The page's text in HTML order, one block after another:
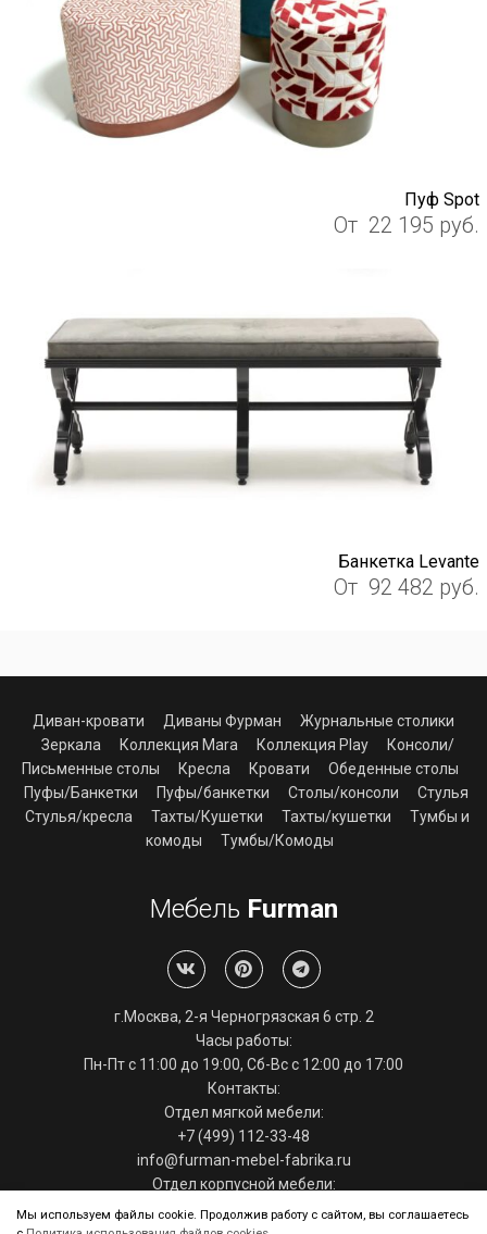
Пуф Spot
От 22 195 руб.
Банкетка Levante
От 92 482 руб.
Мы используем файлы cookie. Продолжив работу с сайтом, вы соглашаетесь
Диван-кровати Диваны Фурман
Журнальные столики
Зеркала
Коллекция Mara Коллекция Play
Консоли/
Письменные столы
Кресла Кровати
Обеденные столы
Пуфы/Банкетки
Пуфы/банкетки Столы/консоли
Стулья
Стулья/кресла
Тахты/Кушетки Тахты/кушетки
Тумбы и
комоды
Тумбы/Комоды
Мебель Furman
г.Москва, 2-я Черногрязская 6 стр. 2
Часы работы:
Пн-Пт с 11:00 до 19:00, Сб-Вс с 12:00 до 17:00
Контакты:
Отдел мягкой мебели:
+7 (499) 112-33-48
info@furman-mebel-fabrika.ru
Отдел корпусной мебели:
+7 (495) 286-29-39